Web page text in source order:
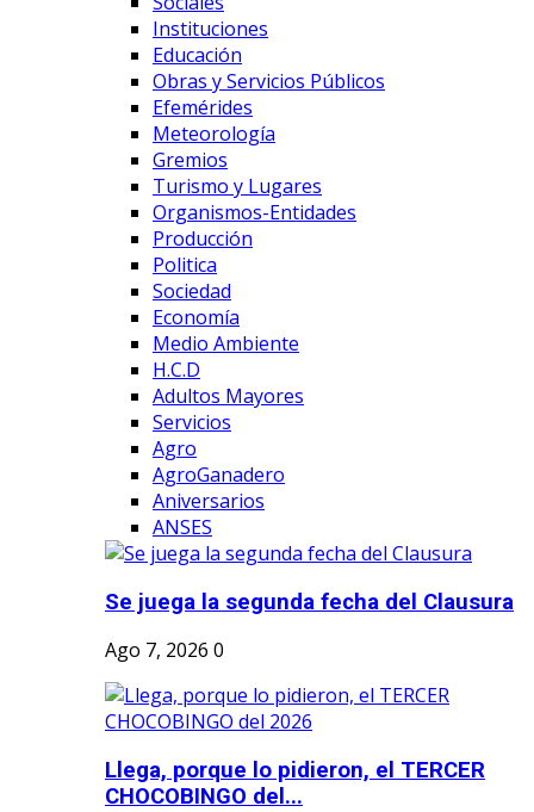
Instituciones
Educación
Obras y Servicios Públicos
Efemérides
Meteorología
Gremios
Turismo y Lugares
Organismos-Entidades
Producción
Politica
Sociedad
Economía
Medio Ambiente
H.C.D
Adultos Mayores
Servicios
Agro
AgroGanadero
Aniversarios
ANSES
Se juega la segunda fecha del Clausura
Ago 7, 2026 0
Llega, porque lo pidieron, el TERCER
CHOCOBINGO del...